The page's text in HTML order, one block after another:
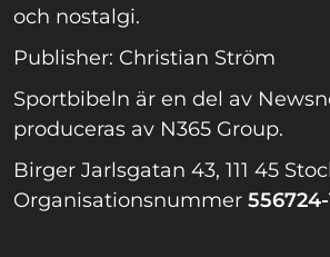
och nostalgi.
Publisher: Christian Ström
Sportbibeln är en del av
produceras av N365 Group.
Birger Jarlsgatan 43, 111 45
Organisationsnummer